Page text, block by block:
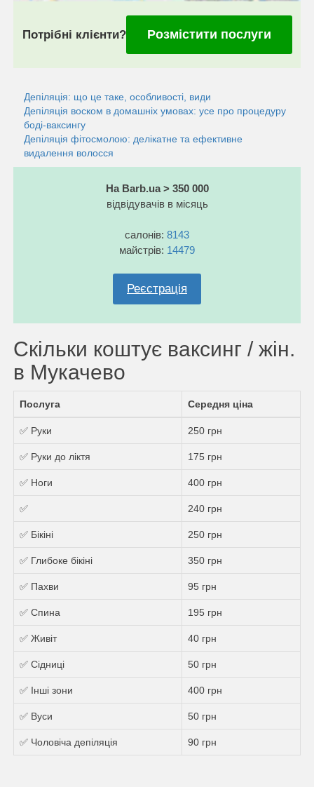
Потрібні клієнти? Розмістити послуги
Депіляція: що це таке, особливості, види
Депіляція воском в домашніх умовах: усе про процедуру
боді-ваксингу
Депіляція фітосмолою: делікатне та ефективне
видалення волосся
На Barb.ua > 350 000
відвідувачів в місяць
салонів: 8143
майстрів: 14479
Реєстрація
Скільки коштує ваксинг / жін.
в Мукачево
Послуга Середня ціна
✅ Руки 250 грн
✅ Руки до ліктя 175 грн
✅ Ноги 400 грн
✅ 240 грн
✅ Бікіні 250 грн
✅ Глибоке бікіні 350 грн
✅ Пахви 95 грн
✅ Спина 195 грн
✅ Живіт 40 грн
✅ Сідниці 50 грн
✅ Інші зони 400 грн
✅ Вуси 50 грн
✅ Чоловіча депіляція 90 грн